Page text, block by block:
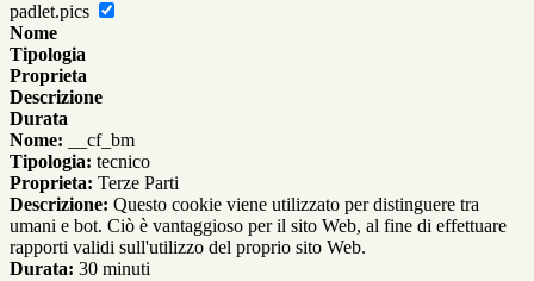
padlet.pics
Nome
Tipologia
Proprieta
Descrizione
Durata
Nome: __cf_bm
Tipologia: tecnico
Proprieta: Terze Parti
Descrizione: Questo cookie viene utilizzato per distinguere tra
umani e bot. Ciò è vantaggioso per il sito Web, al fine di effettuare
rapporti validi sull'utilizzo del proprio sito Web.
Durata: 30 minuti